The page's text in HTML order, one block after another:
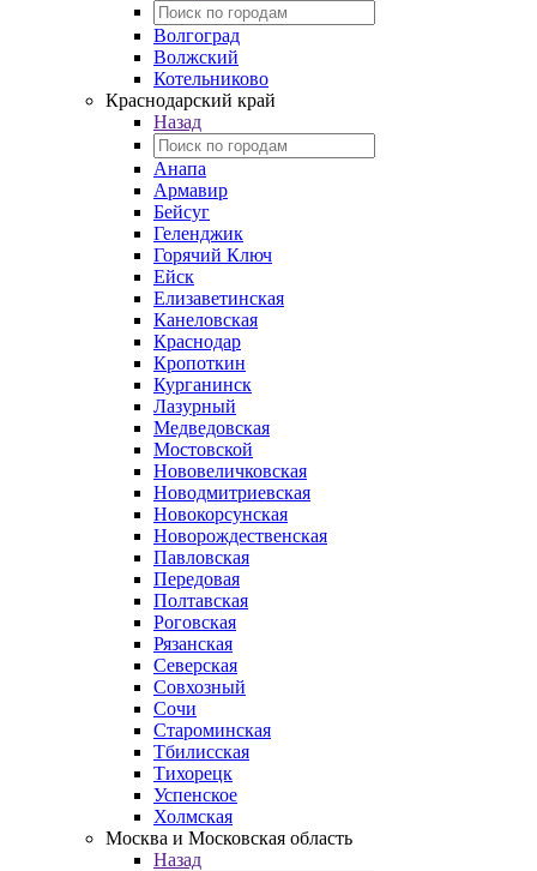
Волгоград
Волжский
Котельниково
Краснодарский край
Назад
Анапа
Армавир
Бейсуг
Геленджик
Горячий Ключ
Ейск
Елизаветинская
Канеловская
Краснодар
Кропоткин
Курганинск
Лазурный
Медведовская
Мостовской
Нововеличковская
Новодмитриевская
Новокорсунская
Новорождественская
Павловская
Передовая
Полтавская
Роговская
Рязанская
Северская
Совхозный
Сочи
Староминская
Тбилисская
Тихорецк
Успенское
Холмская
Москва и Московская область
Назад